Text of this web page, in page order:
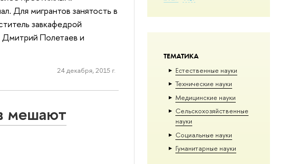
ТЕМАТИКА
Естественные науки
Тех­ничес­кие науки
Медицинские науки
Сельскохозяйственные
науки
Социальные науки
Гуманитарные науки
Для мигрантов занятость в
завкафедрой
Полетаев и
24 декабря, 2015 г.
мешают